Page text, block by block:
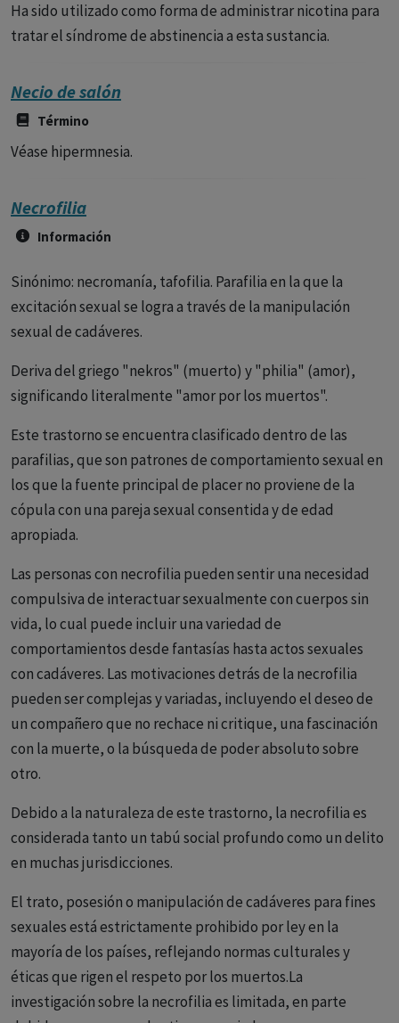
Ha sido utilizado como forma de administrar nicotina para
tratar el síndrome de abstinencia a esta sustancia.
Necio de salón
Término
Véase hipermnesia.
Necrofilia
Información
Sinónimo: necromanía, tafofilia. Parafilia en la que la
excitación sexual se logra a través de la manipulación
sexual de cadáveres.
Deriva del griego "nekros" (muerto) y "philia" (amor),
significando literalmente "amor por los muertos".
Este trastorno se encuentra clasificado dentro de las
parafilias, que son patrones de comportamiento sexual en
los que la fuente principal de placer no proviene de la
cópula con una pareja sexual consentida y de edad
apropiada.
Las personas con necrofilia pueden sentir una necesidad
compulsiva de interactuar sexualmente con cuerpos sin
vida, lo cual puede incluir una variedad de
comportamientos desde fantasías hasta actos sexuales
con cadáveres. Las motivaciones detrás de la necrofilia
pueden ser complejas y variadas, incluyendo el deseo de
un compañero que no rechace ni critique, una fascinación
con la muerte, o la búsqueda de poder absoluto sobre
otro.
Debido a la naturaleza de este trastorno, la necrofilia es
considerada tanto un tabú social profundo como un delito
en muchas jurisdicciones.
El trato, posesión o manipulación de cadáveres para fines
sexuales está estrictamente prohibido por ley en la
mayoría de los países, reflejando normas culturales y
éticas que rigen el respeto por los muertos.La
investigación sobre la necrofilia es limitada, en parte